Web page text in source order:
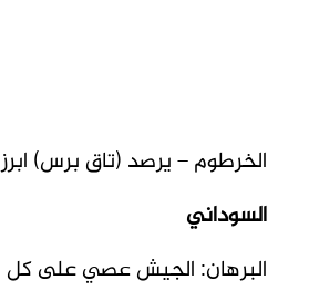
الخرطوم – يرصد (تاق برس) ابرز
السوداني
البرهان: الجيش عصي على كل